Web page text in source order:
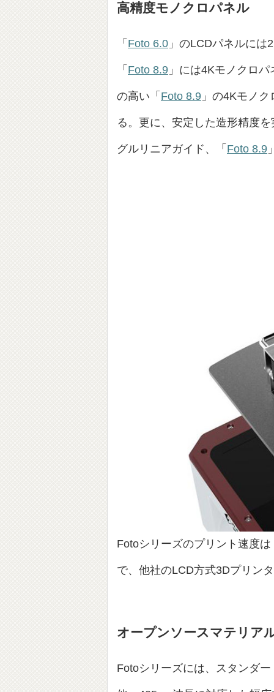
高精度モノクロパネル
「 Foto 6.0 」のLCDパネルに
「 Foto 8.9 」には4Kモノクロ
の高い「 Foto 8.9 」の4Kモノ
る。更に、安定した造形精度
グルリニアガイド、「 Foto 8.9
Fotoシリーズのプリント速度は
で、他社のLCD方式3Dプリン
オープンソースマテリア
Fotoシリーズには、スタンダ